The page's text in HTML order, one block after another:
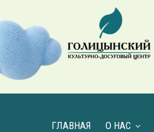
ГЛАВНАЯ О НАС